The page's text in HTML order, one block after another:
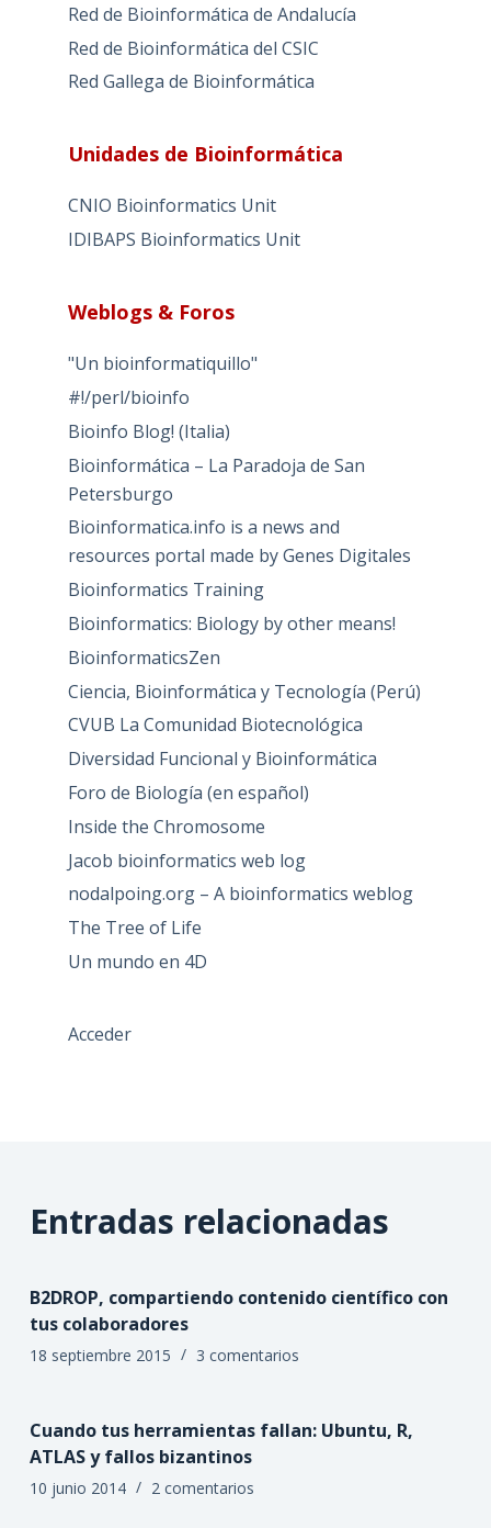
Red de Bioinformática de Andalucía
Red de Bioinformática del CSIC
Red Gallega de Bioinformática
Unidades de Bioinformática
CNIO Bioinformatics Unit
IDIBAPS Bioinformatics Unit
Weblogs & Foros
"Un bioinformatiquillo"
#!/perl/bioinfo
Bioinfo Blog! (Italia)
Bioinformática – La Paradoja de San
Petersburgo
Bioinformatica.info is a news and
resources portal made by Genes Digitales
Bioinformatics Training
Bioinformatics: Biology by other means!
BioinformaticsZen
Ciencia, Bioinformática y Tecnología (Perú)
CVUB La Comunidad Biotecnológica
Diversidad Funcional y Bioinformática
Foro de Biología (en español)
Inside the Chromosome
Jacob bioinformatics web log
nodalpoing.org – A bioinformatics weblog
The Tree of Life
Un mundo en 4D
Acceder
Entradas relacionadas
B2DROP, compartiendo contenido científico con
tus colaboradores
18 septiembre 2015 3 comentarios
Cuando tus herramientas fallan: Ubuntu, R,
ATLAS y fallos bizantinos
10 junio 2014 2 comentarios